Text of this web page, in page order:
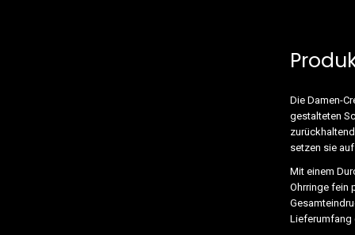
Die Damen-
gestalteten
setzen sie
Mit einem
Ohrringe fein
Lieferumfang